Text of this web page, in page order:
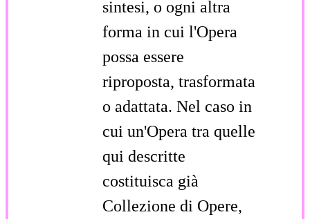
sintesi, o ogni altra
forma in cui l'Opera
possa essere
riproposta, trasformata
o adattata. Nel caso in
cui un'Opera tra quelle
qui descritte
costituisca già
Collezione di Opere,